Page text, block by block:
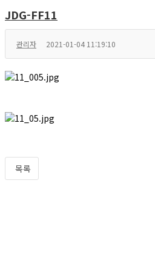
JDG-FF11
관리자 2021-01-04 11:19:10
목록